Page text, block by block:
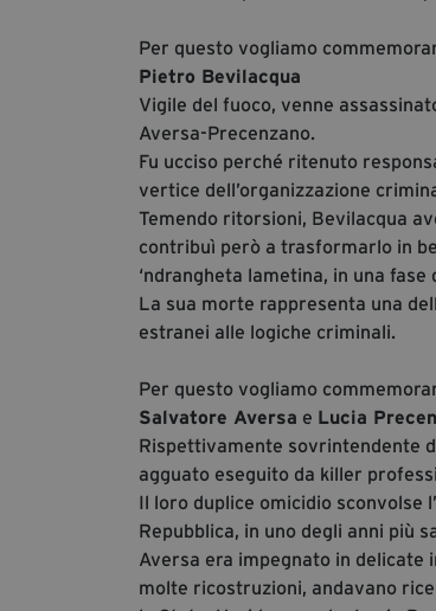
Per questo vogliamo
Pietro Bevilacqua
Vigile del fuoco, venne
Aversa-Precenzano.
Fu ucciso perché ritenuto
vertice dell’organizzazione
Temendo ritorsioni, Bevilacqua
contribuì però a trasformarlo in
‘ndrangheta lametina, in una
La sua morte rappresenta una
estranei alle logiche criminali.
Per questo vogliamo
Salvatore Aversa e Lucia
Rispettivamente sovrintendente
agguato eseguito da killer
Il loro duplice omicidio sconvolse
Repubblica, in uno degli anni più
Aversa era impegnato in delicate
molte ricostruzioni, andavano